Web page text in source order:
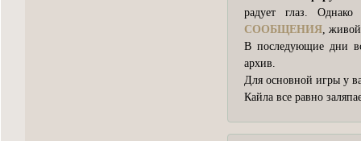
радует глаз.
СООБЩЕНИЯ ,
В последующие дни
архив.
Для основной игры у
Кайла все равно